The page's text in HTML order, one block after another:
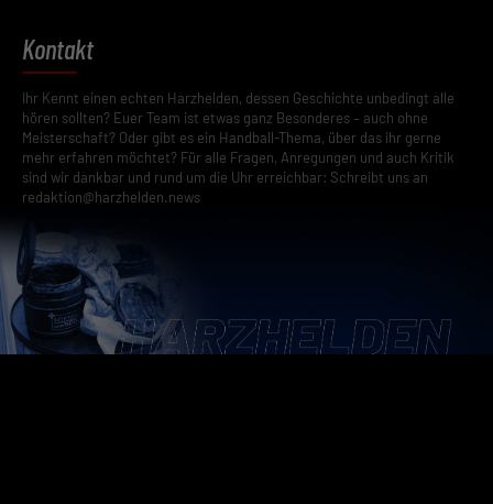
Kontakt
Ihr Kennt einen echten Harzhelden, dessen Geschichte unbedingt alle
hören sollten? Euer Team ist etwas ganz Besonderes – auch ohne
Meisterschaft? Oder gibt es ein Handball-Thema, über das ihr gerne
mehr erfahren möchtet? Für alle Fragen, Anregungen und auch Kritik
sind wir dankbar und rund um die Uhr erreichbar: Schreibt uns an
redaktion@harzhelden.news